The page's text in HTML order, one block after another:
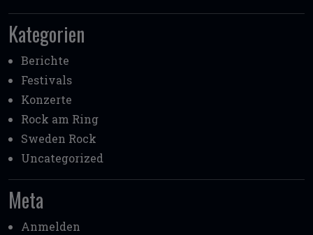
Kategorien
Berichte
Festivals
Konzerte
Rock am Ring
Sweden Rock
Uncategorized
Meta
Anmelden